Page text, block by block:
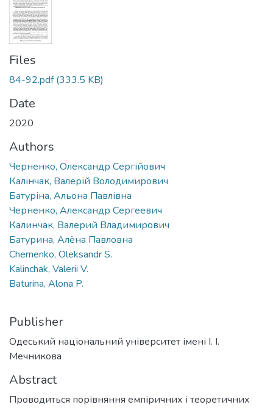
Files
84-92.pdf(333.5 KB)
Date
2020
Authors
Черненко, Олександр Сергійович
Калінчак, Валерій Володимирович
Батуріна, Альона Павлівна
Черненко, Александр Сергеевич
Калинчак, Валерий Владимирович
Батурина, Алёна Павловна
Chernenko, Oleksandr S.
Kalinchak, Valerii V.
Baturina, Alona P.
Publisher
Одеський національний університет імені І. І.
Мечникова
Abstract
Проводиться порівняння емпіричних і теоретичних